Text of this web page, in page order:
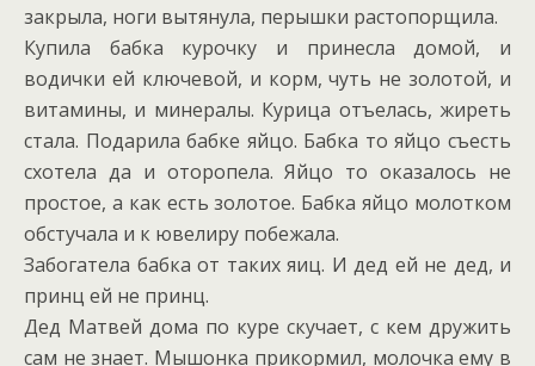
закрыла, ноги вытянула, перышки растопорщила.
Купила бабка курочку и принесла домой, и
водички ей ключевой, и корм, чуть не золотой, и
витамины, и минералы. Курица отъелась, жиреть
стала. Подарила бабке яйцо. Бабка то яйцо съесть
схотела да и оторопела. Яйцо то оказалось не
простое, а как есть золотое. Бабка яйцо молотком
обстучала и к ювелиру побежала.
Забогатела бабка от таких яиц. И дед ей не дед, и
принц ей не принц.
Дед Матвей дома по куре скучает, с кем дружить
сам не знает. Мышонка прикормил, молочка ему в